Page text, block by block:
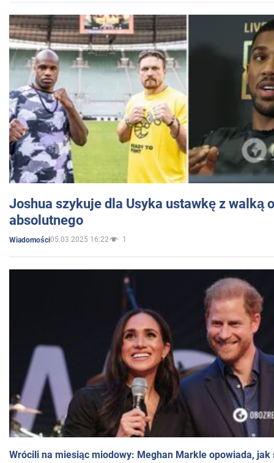
Joshua szykuje dla Usyka ustawkę z walką
absolutnego
Wiadomości05.03.2025 16:22 1
Wrócili na miesiąc miodowy: Meghan Markle opowiada, jak